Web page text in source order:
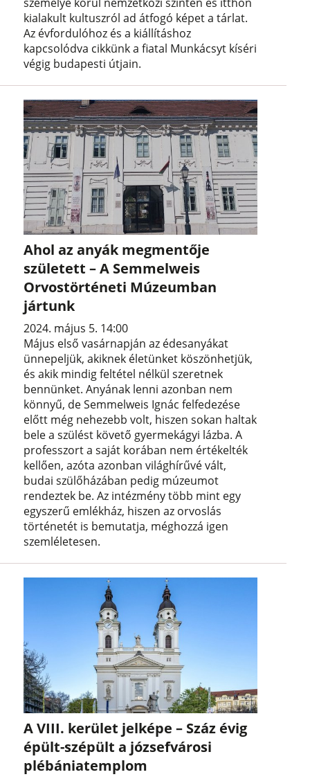
kialakult kultuszról ad átfogó képet a tárlat.
Az évfordulóhoz és a kiállításhoz
kapcsolódva cikkünk a fiatal Munkácsyt kíséri
végig budapesti útjain.
Ahol az anyák megmentője
született – A Semmelweis
Orvostörténeti Múzeumban
jártunk
2024. május 5. 14:00
Május első vasárnapján az édesanyákat
ünnepeljük, akiknek életünket köszönhetjük,
és akik mindig feltétel nélkül szeretnek
bennünket. Anyának lenni azonban nem
könnyű, de Semmelweis Ignác felfedezése
előtt még nehezebb volt, hiszen sokan haltak
bele a szülést követő gyermekágyi lázba. A
professzort a saját korában nem értékelték
kellően, azóta azonban világhírűvé vált,
budai szülőházában pedig múzeumot
rendeztek be. Az intézmény több mint egy
egyszerű emlékház, hiszen az orvoslás
történetét is bemutatja, méghozzá igen
szemléletesen.
A VIII. kerület jelképe – Száz évig
épült-szépült a józsefvárosi
plébániatemplom